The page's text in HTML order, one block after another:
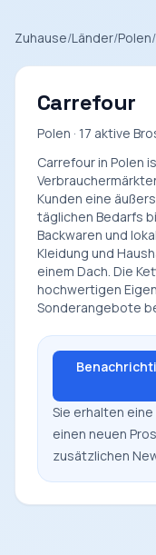
Zuhause/Länder/Polen/
Carrefour
Polen · 17 aktive
Carrefour in Polen
Kunden eine
täglichen Bedarfs
Backwaren und
Kleidung und
einem Dach. Die
hochwertigen
Sonderangebote
Sie erhalten
einen neuen
zusätzlichen